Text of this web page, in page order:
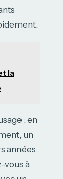
la
: en
un
années.
vous à